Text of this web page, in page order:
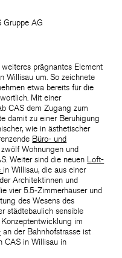
Gruppe AG
prägnantes Element
Willisau um. So zeichnete
etwa bereits für die
Mit einer
CAS dem Zugang zum
damit zu einer Beruhigung
wie in ästhetischer
Büro- und
Wohnungen und
Weiter sind die neuen Loft-
in Willisau, die aus einer
Architektinnen und
vier 5.5‑Zimmerhäuser und
des Wesens des
städtebaulich sensible
im
an der Bahnhofstrasse ist
CAS in Willisau in